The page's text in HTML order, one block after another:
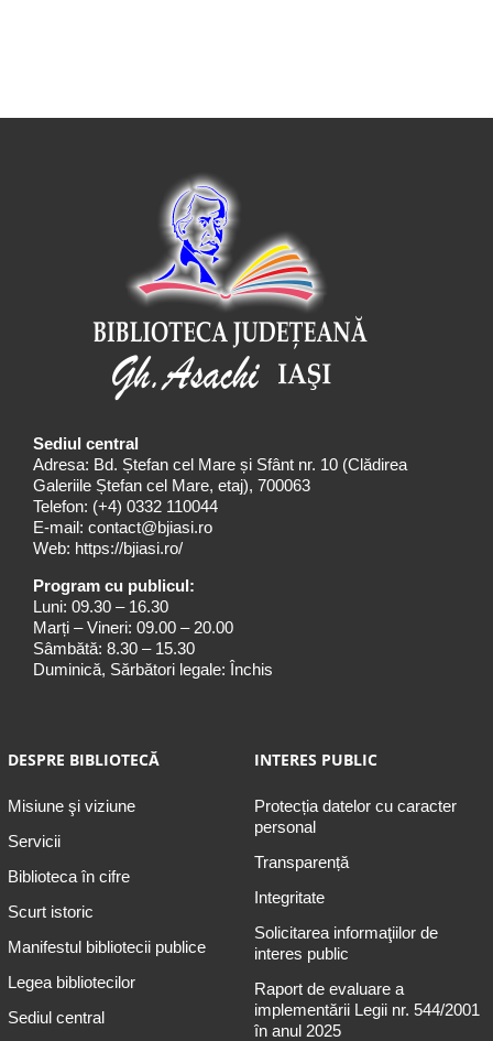
Sediul central
Adresa: Bd. Ștefan cel Mare și Sfânt nr. 10 (Clădirea
Galeriile Ștefan cel Mare, etaj), 700063
Telefon: (+4) 0332 110044
E-mail: contact@bjiasi.ro
Web: https://bjiasi.ro/
Program cu publicul:
Luni: 09.30 – 16.30
Marți – Vineri: 09.00 – 20.00
Sâmbătă: 8.30 – 15.30
Duminică, Sărbători legale: Închis
DESPRE BIBLIOTECĂ
Misiune şi viziune
Servicii
Biblioteca în cifre
Scurt istoric
Manifestul bibliotecii publice
Legea bibliotecilor
Sediul central
INTERES PUBLIC
Protecția datelor cu caracter
personal
Transparență
Integritate
Solicitarea informaţiilor de
interes public
Raport de evaluare a
implementării Legii nr. 544/2001
în anul 2025